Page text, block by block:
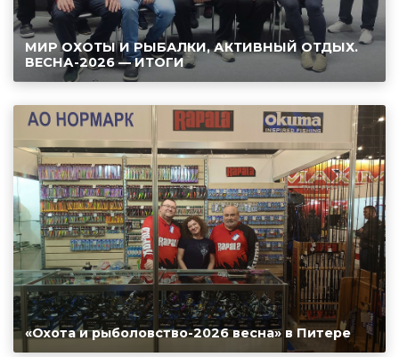
МИР ОХОТЫ И РЫБАЛКИ, АКТИВНЫЙ ОТДЫХ.
ВЕСНА-2026 — ИТОГИ
«Охота и рыболовство-2026 весна» в Питере